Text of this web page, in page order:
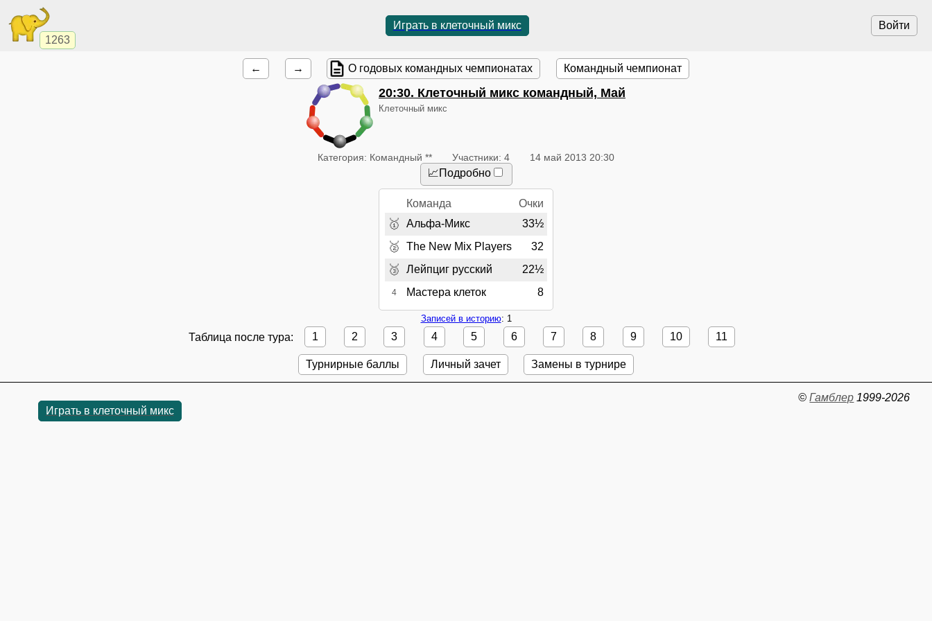
1263
Войти
Играть в клеточный микс
← → О годовых командных чемпионатах Командный чемпионат
20:30. Клеточный микс командный, Май
Клеточный микс
Категория: Командный ** Участники: 4 14 май 2013 20:30
📈Подробно
Команда Очки
🥇 Альфа-Микс 33½
🥈 The New Mix Players 32
🥉 Лейпциг русский 22½
4 Мастера клеток 8
Записей в историю: 1
Таблица после тура: 1 2 3 4 5 6 7 8 9 10 11
Турнирные баллы Личный зачет Замены в турнире
Играть в клеточный микс
©Гамблер 1999-2026